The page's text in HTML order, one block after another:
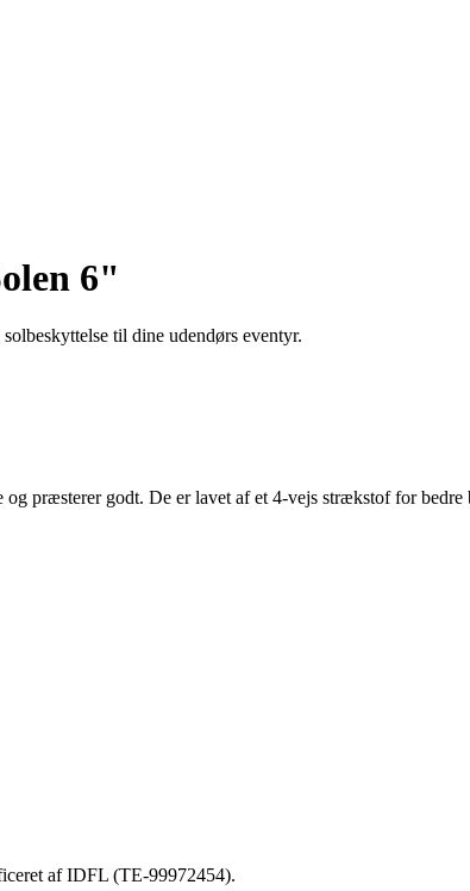
6"
til dine udendørs eventyr.
præsterer godt. De er lavet af et 4-vejs strækstof for
af IDFL (TE-99972454).